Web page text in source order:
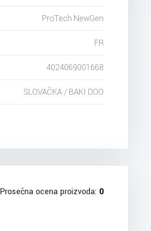
ProTech NewGen
FR
4024069001668
SLOVAČKA / BAKI DOO
Prosečna ocena proizvoda: 0